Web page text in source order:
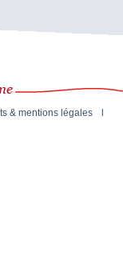
& mentions légales